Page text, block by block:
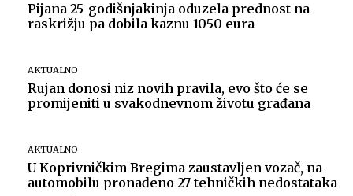
Pijana 25-godišnjakinja oduzela prednost na
raskrižju pa dobila kaznu 1050 eura
AKTUALNO
Rujan donosi niz novih pravila, evo što će se
promijeniti u svakodnevnom životu građana
AKTUALNO
U Koprivničkim Bregima zaustavljen vozač, na
automobilu pronađeno 27 tehničkih nedostataka